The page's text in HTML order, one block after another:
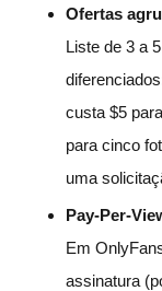
Ofertas
Liste de 3 a
custa $5
para cinco
uma
Pay-Per-
Em
assinatura